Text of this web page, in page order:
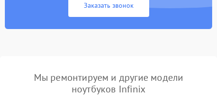
Заказать звонок
Мы ремонтируем и другие модели
ноутбуков Infinix